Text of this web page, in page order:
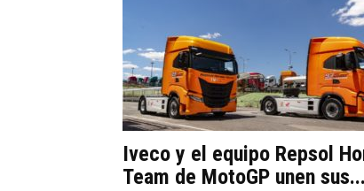
Iveco y el equipo Repsol
Team de MotoGP unen sus...